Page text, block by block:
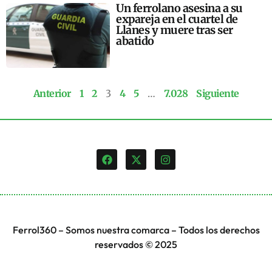
Un ferrolano asesina a su
expareja en el cuartel de
Llanes y muere tras ser
abatido
Anterior 1 2 3 4 5 … 7.028 Siguiente
Ferrol360 – Somos nuestra comarca – Todos los derechos
reservados © 2025